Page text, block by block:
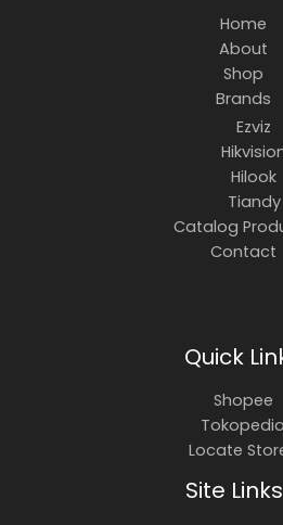
Home
About
Shop
Brands
Ezviz
Hilook
Tiandy
Catalog
Contact
Quick
Shopee
Tokopedia
Locate
Site Links